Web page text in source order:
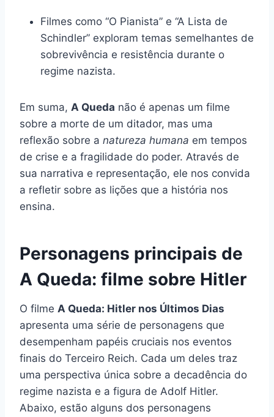
Filmes como “O Pianista” e “A Lista de
Schindler” exploram temas semelhantes de
sobrevivência e resistência durante o
regime nazista.
Em suma, A Queda não é apenas um filme
sobre a morte de um ditador, mas uma
reflexão sobre a natureza humana em tempos
de crise e a fragilidade do poder. Através de
sua narrativa e representação, ele nos convida
a refletir sobre as lições que a história nos
ensina.
Personagens principais de
A Queda: filme sobre Hitler
O filme A Queda: Hitler nos Últimos Dias
apresenta uma série de personagens que
desempenham papéis cruciais nos eventos
finais do Terceiro Reich. Cada um deles traz
uma perspectiva única sobre a decadência do
regime nazista e a figura de Adolf Hitler.
Abaixo, estão alguns dos personagens